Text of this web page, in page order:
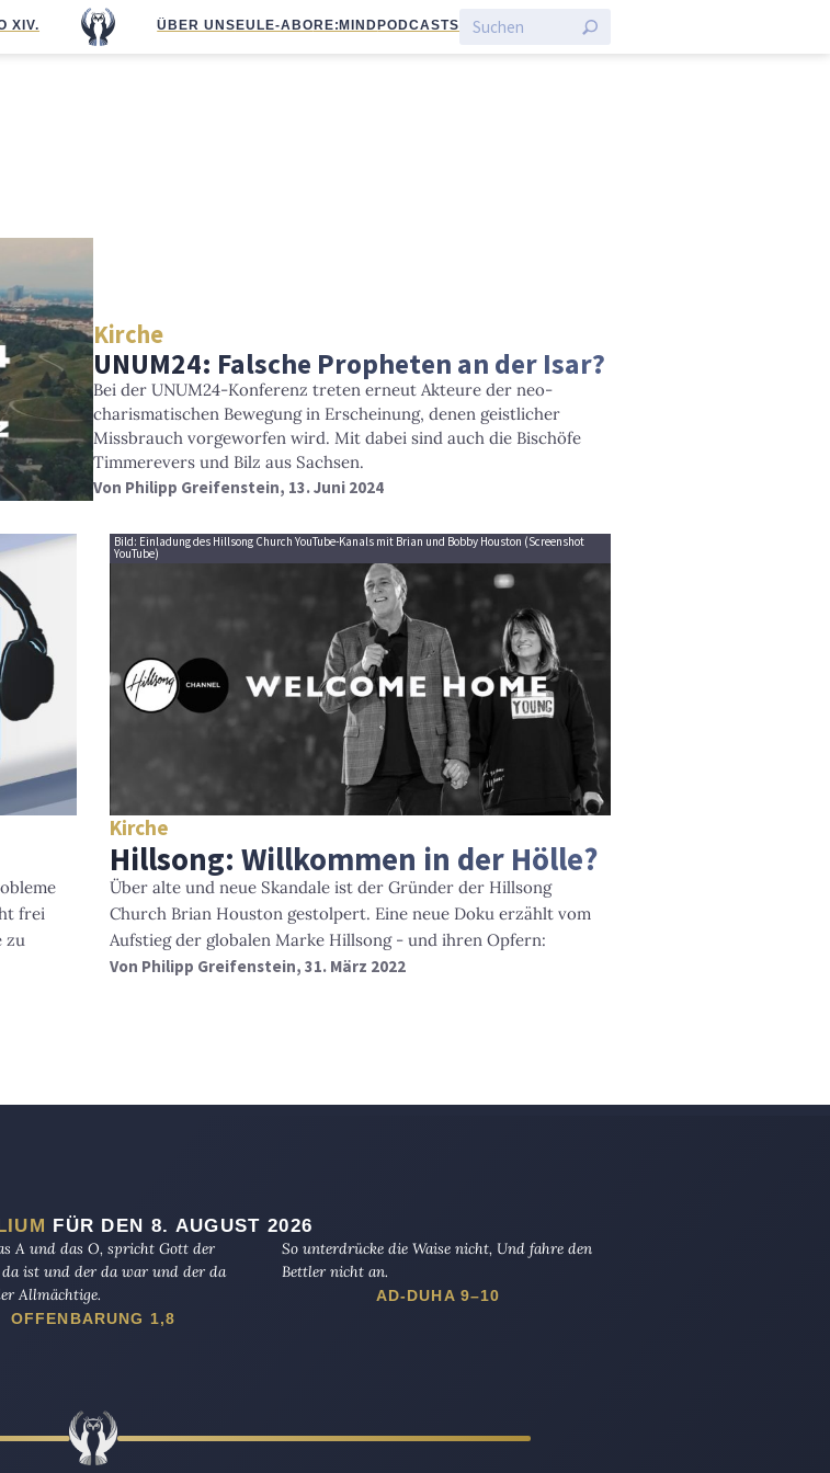
XIV. ÜBER UNS EULE-ABO RE:MIND PODCASTS
Kirche
UNUM24: Falsche Propheten an der Isar?
Bei der UNUM24-Konferenz treten erneut Akteure der neo-
charismatischen Bewegung in Erscheinung, denen geistlicher
Missbrauch vorgeworfen wird. Mit dabei sind auch die Bischöfe
Timmerevers und Bilz aus Sachsen.
Von Philipp Greifenstein, 13. Juni 2024
frei
zu
Bild: Einladung des Hillsong Church YouTube-Kanals mit Brian und Bobby Houston (Screenshot
YouTube)
Kirche
Hillsong: Willkommen in der Hölle?
Über alte und neue Skandale ist der Gründer der Hillsong
Church Brian Houston gestolpert. Eine neue Doku erzählt vom
Aufstieg der globalen Marke Hillsong - und ihren Opfern:
Von Philipp Greifenstein, 31. März 2022
FÜR DEN 8. AUGUST 2026
A und das O, spricht Gott der
ist und der da war und der da
Allmächtige.
OFFENBARUNG 1,8
So unterdrücke die Waise nicht, Und fahre den
Bettler nicht an.
AD-DUHA 9–10